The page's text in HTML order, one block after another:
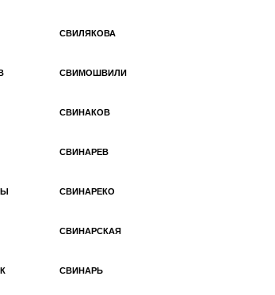
СВИЛЯКОВА
СВИМОШВИЛИ
СВИНАКОВ
СВИНАРЕВ
СВИНАРЕКО
СВИНАРСКАЯ
СВИНАРЬ